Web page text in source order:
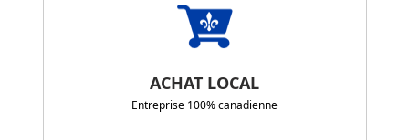
ACHAT LOCAL
Entreprise 100% canadienne